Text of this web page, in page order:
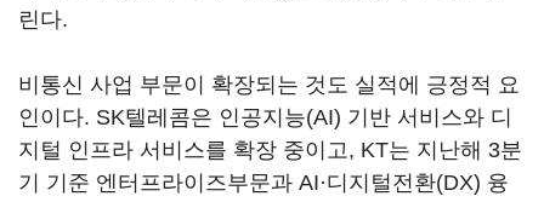
린다.
비통신 사업 부문이 확장되는 것도 실적에 긍정적 요
인이다. SK텔레콤은 인공지능(AI) 기반 서비스와 디
지털 인프라 서비스를 확장 중이고, KT는 지난해 3분
기 기준 엔터프라이즈부문과 AI·디지털전환(DX) 융